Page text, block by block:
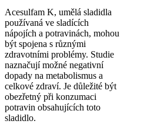
Acesulfam K, umělá sladidla
používaná ve sladících
nápojích a potravinách, mohou
být spojena s různými
zdravotními problémy. Studie
naznačují možné negativní
dopady na metabolismus a
celkové zdraví. Je důležité být
obezřetný při konzumaci
potravin obsahujících toto
sladidlo.